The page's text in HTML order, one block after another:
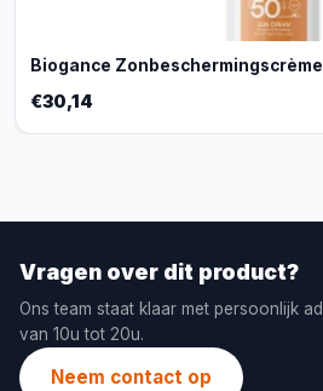
Biogance Zonbeschermingscrème
€30,14
Vragen over dit product?
Ons team staat klaar met persoonlijk
van 10u tot 20u.
Neem contact op